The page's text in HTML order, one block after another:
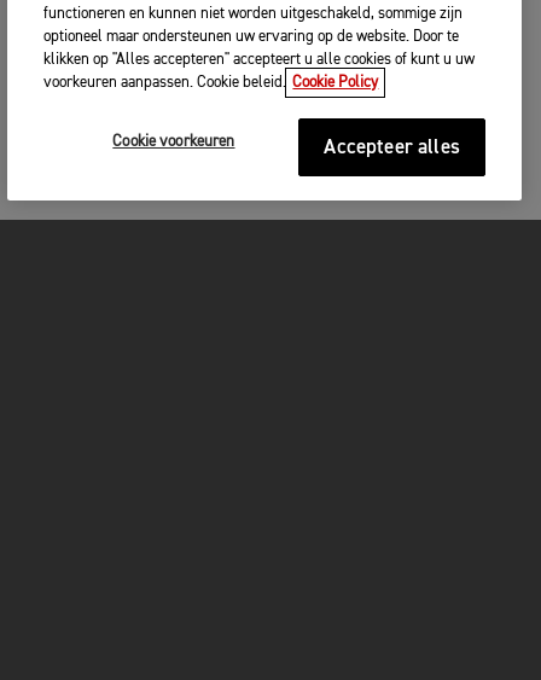
functioneren en kunnen niet worden uitgeschakeld, sommige zijn
optioneel maar ondersteunen uw ervaring op de website. Door te
klikken op "Alles accepteren" accepteert u alle cookies of kunt u uw
voorkeuren aanpassen. Cookie beleid. Cookie Policy
Cookie voorkeuren Accepteer alles